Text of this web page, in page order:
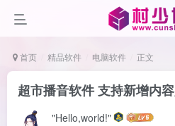
首页 精品软件 电脑软件 正文
超市播音软件 支持新增内
"Hello,world!"